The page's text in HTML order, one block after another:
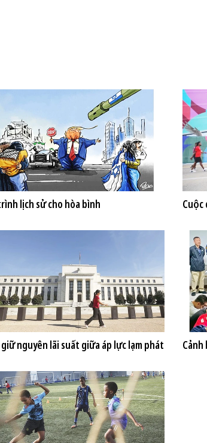
lịch sử cho hòa bình
giữ nguyên lãi suất giữa áp lực lạm phát